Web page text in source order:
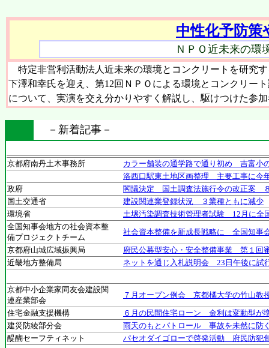
中性化予防策
ＮＰＯ近未来の環
特定非営利活動法人近未来の環境とコンクリートを研究
下澤和幸氏を迎え、第12回ＮＰＯによる環境とコンクリー
について、実演を交え分かりやすく解説し、駆けつけた参
－新着記事－
京都府南丹土木事務所
カラー舗装の通学路で通り初め 吉富小
洛西口駅東土地区画整理 主要工事に今
政府
閣議決定 国土調査法施行令の改正案
国土交通省
建設関連業登録状況 ３業種ともに減少
環境省
土壌汚染調査技術管理者試験 12月に全
全国知事会地方の社会資本整
備プロジェクトチーム
社会資本整備を新成長戦略に 全国知事
京都府山城広域振興局
府民公募型安心・安全整備事業 第１回
近畿地方整備局
ネットを通じ入札説明会 23日午後に試
京都中小企業家同友会建設関
連産業部会
７月オープン例会 京都橘大学の竹山
住宅金融支援機構
６月の民間住宅ローン 金利は変動型が
建災防綾部分会
雨天のもとパトロール 事故を未然に防
醍醐セーフティネット
パセオダイゴローで啓発活動 府民防犯